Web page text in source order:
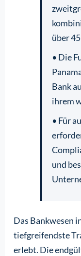
über
• Die
Bank
ihrem
• Für
und
Das Bankwesen
tiefgreifendste
erlebt. Die